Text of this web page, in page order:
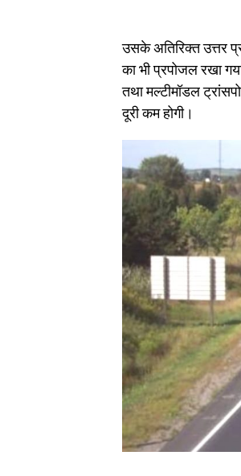
उसके अतिरिक्त उत्तर
का भी प्रपोजल रखा
तथा मल्टीमॉडल
दूरी कम होगी।